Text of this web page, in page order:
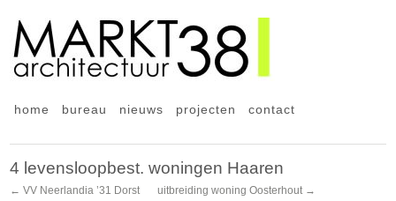
home bureau nieuws projecten contact
4 levensloopbest. woningen Haaren
← VV Neerlandia ’31 Dorst uitbreiding woning Oosterhout →